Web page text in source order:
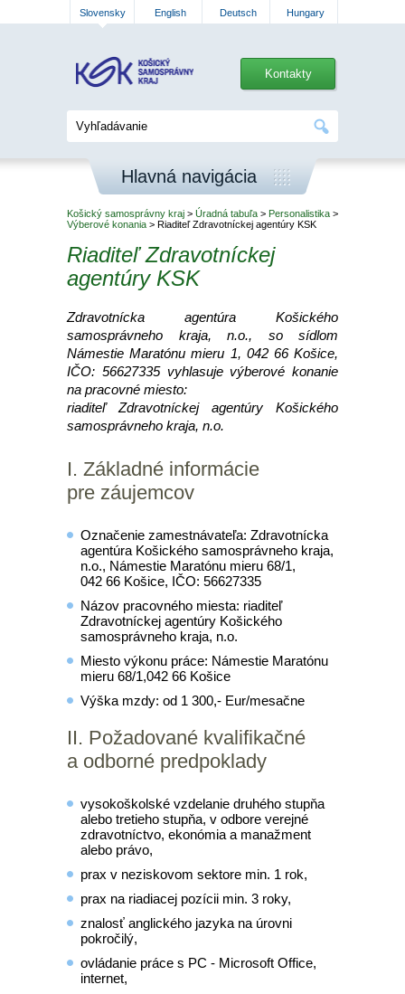
Slovensky English Deutsch Hungary
Kontakty
Hlavná navigácia
Košický samosprávny kraj > Úradná tabuľa > Personalistika >
Výberové konania > Riaditeľ Zdravotníckej agentúry KSK
Riaditeľ Zdravotníckej
agentúry KSK
Zdravotnícka agentúra Košického
samosprávneho kraja, n.o., so sídlom
Námestie Maratónu mieru 1, 042 66 Košice,
IČO: 56627335 vyhlasuje výberové konanie
na pracovné miesto:
riaditeľ Zdravotníckej agentúry Košického
samosprávneho kraja, n.o.
I. Základné informácie
pre záujemcov
Označenie zamestnávateľa: Zdravotnícka
agentúra Košického samosprávneho kraja,
n.o., Námestie Maratónu mieru 68/1,
042 66 Košice, IČO: 56627335
Názov pracovného miesta: riaditeľ
Zdravotníckej agentúry Košického
samosprávneho kraja, n.o.
Miesto výkonu práce: Námestie Maratónu
mieru 68/1,042 66 Košice
Výška mzdy: od 1 300,- Eur/mesačne
II. Požadované kvalifikačné
a odborné predpoklady
vysokoškolské vzdelanie druhého stupňa
alebo tretieho stupňa, v odbore verejné
zdravotníctvo, ekonómia a manažment
alebo právo,
prax v neziskovom sektore min. 1 rok,
prax na riadiacej pozícii min. 3 roky,
znalosť anglického jazyka na úrovni
pokročilý,
ovládanie práce s PC - Microsoft Office,
internet,